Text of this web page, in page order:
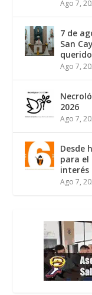
Ago 7,
7 de
San
Ago 7,
2026
Ago 7,
Desde
para el
interés
Ago 7,